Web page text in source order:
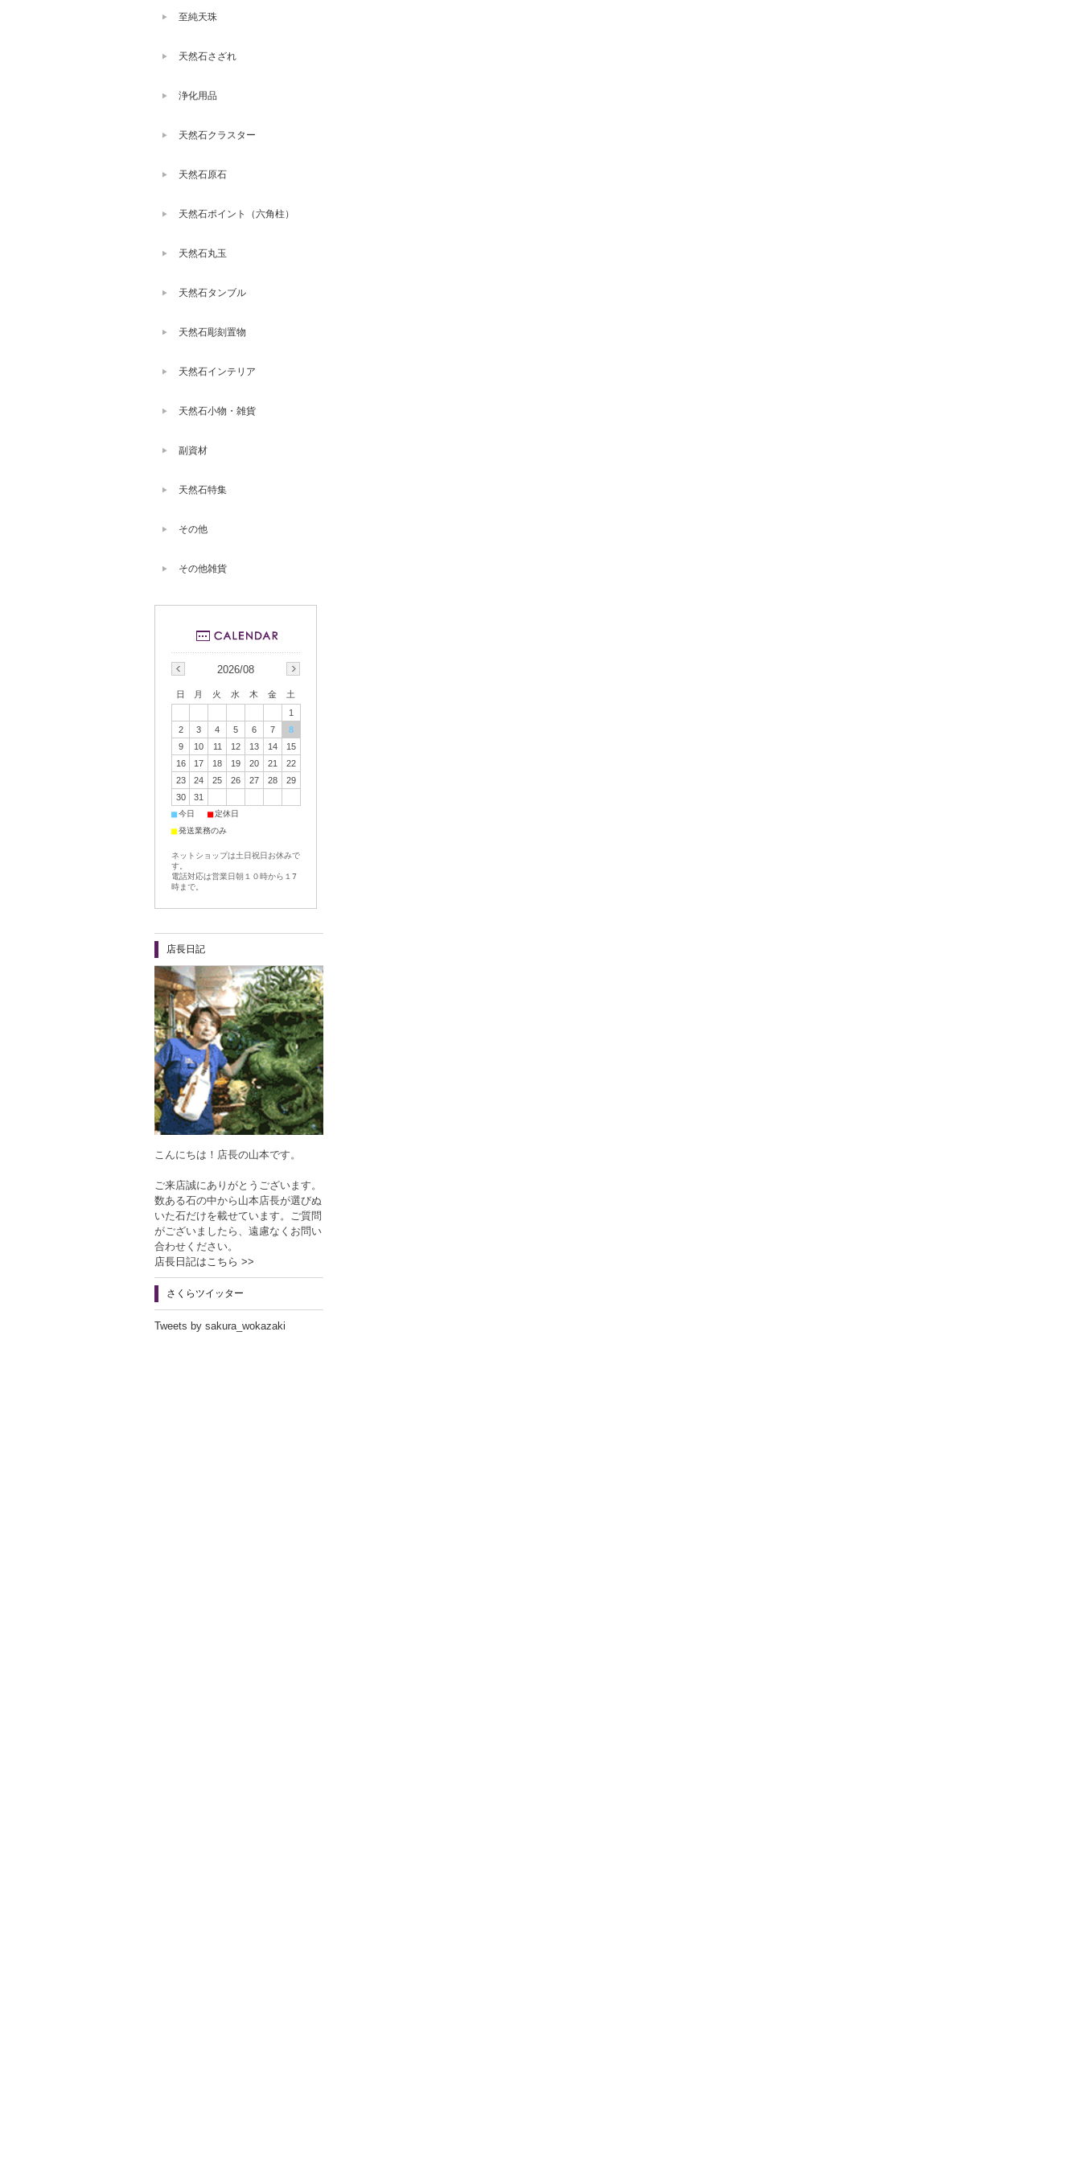
至純天珠
天然石さざれ
浄化用品
天然石クラスター
天然石原石
天然石ポイント（六角柱）
天然石丸玉
天然石タンブル
天然石彫刻置物
天然石インテリア
天然石小物・雑貨
副資材
天然石特集
その他
その他雑貨
2026/08
日 月 火 水 木 金
土
1
2
3 4 5 6 7
8
9
10 11 12 13 14
15
16
17 18 19 20 21
22
23
24 25 26 27 28
29
30
31
■今日 ■定休日
■発送業務のみ
ネットショップは土日祝日お休みで
す。
電話対応は営業日朝１０時から１7
時まで。
店長日記
こんにちは！店長の山本です。
ご来店誠にありがとうございます。
数ある石の中から山本店長が選びぬ
いた石だけを載せています。ご質問
がございましたら、遠慮なくお問い
合わせください。
店長日記はこちら >>
さくらツイッター
Tweets by sakura_wokazaki